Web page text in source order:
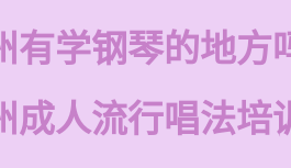
有学钢琴的地方
成人流行唱法培